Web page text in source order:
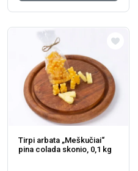
Tirpi arbata „Meškučiai“
pina colada skonio, 0,1 kg